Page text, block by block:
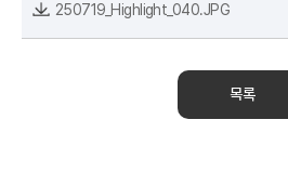
250719_Highlight_040.JPG
목록